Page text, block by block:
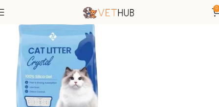
0
კატის ქვიშა და ტუალეტები